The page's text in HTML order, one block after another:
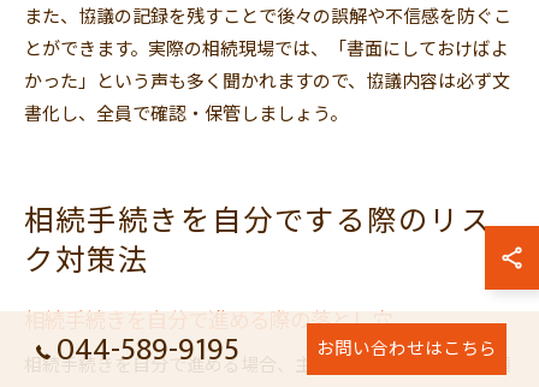
また、協議の記録を残すことで後々の誤解や不信感を防ぐこ
とができます。実際の相続現場では、「書面にしておけばよ
かった」という声も多く聞かれますので、協議内容は必ず文
書化し、全員で確認・保管しましょう。
相続手続きを自分でする際のリス
ク対策法
相続手続きを自分で進める際の落とし穴
相続手続きを自分で進める場合、主な落とし穴は「必要書類
044-589-9195 お問い合わせはこちら